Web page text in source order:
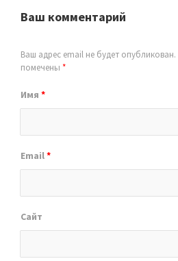
Ваш комментарий
Ваш адрес email не будет опубликован.
помечены *
Имя *
Email*
Сайт